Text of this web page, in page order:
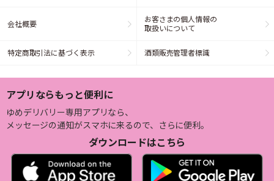
会社概要
お客さまの個人情報の
取扱いについて
特定商取引法に基づく表示 酒類販売管理者標識
アプリならもっと便利に
ゆめデリバリー専用アプリなら、
メッセージの通知がスマホに来るので、さらに便利。
ダウンロードはこちら